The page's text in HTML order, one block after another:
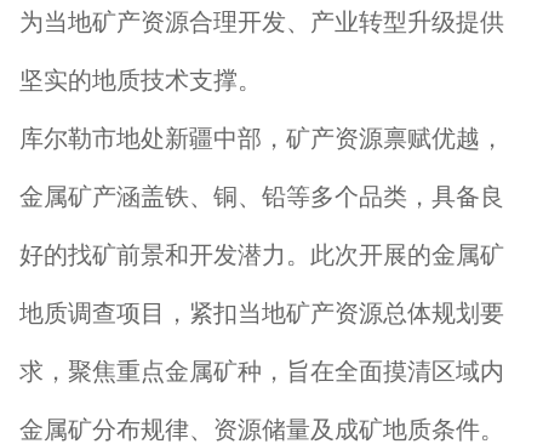
为当地矿产资源合理开发、产业转型升级提供
坚实的地质技术支撑。
库尔勒市地处新疆中部，矿产资源禀赋优越，
金属矿产涵盖铁、铜、铅等多个品类，具备良
好的找矿前景和开发潜力。此次开展的金属矿
地质调查项目，紧扣当地矿产资源总体规划要
求，聚焦重点金属矿种，旨在全面摸清区域内
金属矿分布规律、资源储量及成矿地质条件。